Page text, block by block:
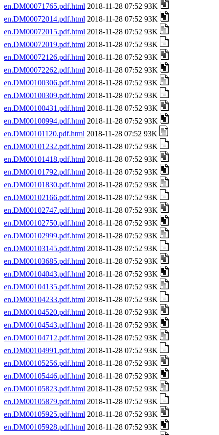
en.DM00071765.pdf.html 2018-11-28 07:52 93K
en.DM00072014.pdf.html 2018-11-28 07:52 93K
en.DM00072015.pdf.html 2018-11-28 07:52 93K
en.DM00072019.pdf.html 2018-11-28 07:52 93K
en.DM00072126.pdf.html 2018-11-28 07:52 93K
en.DM00072262.pdf.html 2018-11-28 07:52 93K
en.DM00100306.pdf.html 2018-11-28 07:52 93K
en.DM00100309.pdf.html 2018-11-28 07:52 93K
en.DM00100431.pdf.html 2018-11-28 07:52 93K
en.DM00100994.pdf.html 2018-11-28 07:52 93K
en.DM00101120.pdf.html 2018-11-28 07:52 93K
en.DM00101232.pdf.html 2018-11-28 07:52 93K
en.DM00101418.pdf.html 2018-11-28 07:52 93K
en.DM00101792.pdf.html 2018-11-28 07:52 93K
en.DM00101830.pdf.html 2018-11-28 07:52 93K
en.DM00102166.pdf.html 2018-11-28 07:52 93K
en.DM00102747.pdf.html 2018-11-28 07:52 93K
en.DM00102750.pdf.html 2018-11-28 07:52 93K
en.DM00102999.pdf.html 2018-11-28 07:52 93K
en.DM00103145.pdf.html 2018-11-28 07:52 93K
en.DM00103685.pdf.html 2018-11-28 07:52 93K
en.DM00104043.pdf.html 2018-11-28 07:52 93K
en.DM00104135.pdf.html 2018-11-28 07:52 93K
en.DM00104233.pdf.html 2018-11-28 07:52 93K
en.DM00104520.pdf.html 2018-11-28 07:52 93K
en.DM00104543.pdf.html 2018-11-28 07:52 93K
en.DM00104712.pdf.html 2018-11-28 07:52 93K
en.DM00104991.pdf.html 2018-11-28 07:52 93K
en.DM00105256.pdf.html 2018-11-28 07:52 93K
en.DM00105446.pdf.html 2018-11-28 07:52 93K
en.DM00105823.pdf.html 2018-11-28 07:52 93K
en.DM00105879.pdf.html 2018-11-28 07:52 93K
en.DM00105925.pdf.html 2018-11-28 07:52 93K
en.DM00105928.pdf.html 2018-11-28 07:52 93K